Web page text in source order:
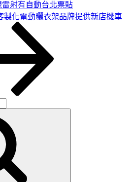
射有自動台北票貼
製化電動曬衣架品牌提供新店機車